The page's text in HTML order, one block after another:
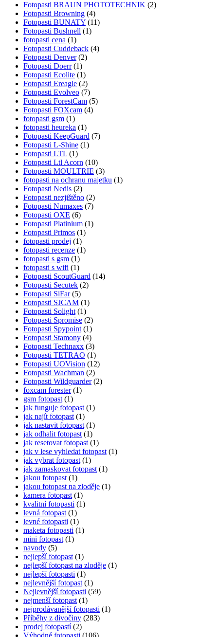
Fotopasti BRAUN PHOTOTECHNIK (2)
Fotopasti Browning (4)
Fotopasti BUNATY (11)
Fotopasti Bushnell (1)
fotopasti cena (1)
Fotopasti Cuddeback (4)
Fotopasti Denver(2)
Fotopasti Doerr(1)
Fotopasti Ecolite (1)
Fotopasti Ereagle (2)
Fotopasti Evolveo (7)
Fotopasti ForestCam (5)
Fotopasti FOXcam (4)
fotopasti gsm (1)
fotopasti heureka (1)
Fotopasti KeepGuard (7)
Fotopasti L-Shine (1)
Fotopasti LTL (1)
Fotopasti Ltl Acorn (10)
Fotopasti MOULTRIE (3)
fotopasti na ochranu majetku (1)
Fotopasti Nedis (2)
Fotopasti nezjištěno (2)
Fotopasti Numaxes (7)
Fotopasti OXE (6)
Fotopasti Platinium (1)
Fotopasti Primos (1)
fotopasti prodej (1)
fotopasti recenze (1)
fotopasti s gsm (1)
fotopasti s wifi (1)
Fotopasti ScoutGuard (14)
Fotopasti Secutek (2)
Fotopasti SiFar(5)
Fotopasti SJCAM (1)
Fotopasti Solight (1)
Fotopasti Spromise (2)
Fotopasti Spypoint (1)
Fotopasti Stamony (4)
Fotopasti Technaxx (3)
Fotopasti TETRAO (1)
Fotopasti UOVision (12)
Fotopasti Wachman (2)
Fotopasti Wildguarder(2)
foxcam forester(1)
gsm fotopast (1)
jak funguje fotopast (1)
jak najít fotopast (1)
jak nastavit fotopast (1)
jak odhalit fotopast (1)
jak resetovat fotopast (1)
jak v lese vyhledat fotopast (1)
jak vybrat fotopast (1)
jak zamaskovat fotopast (1)
jakou fotopast (1)
jakou fotopast na zloděje (1)
kamera fotopast (1)
kvalitní fotopasti (1)
levná fotopast (1)
levné fotopasti (1)
maketa fotopasti (1)
mini fotopast (1)
navody (5)
nejlepší fotopast (1)
nejlepší fotopast na zloděje (1)
nejlepší fotopasti (1)
nejlevnější fotopast (1)
Nejlevnější fotopasti (59)
nejmenší fotopast (1)
nejprodávanější fotopasti (1)
Příběhy z divočiny (283)
prodej fotopastí(2)